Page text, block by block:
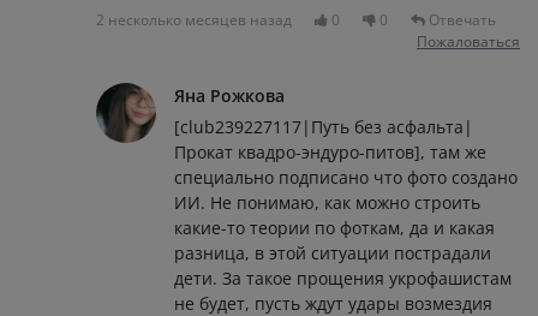
2 несколько месяцев назад 0 0
Отвечать
Пожаловаться
Яна Рожкова
[club239227117|Путь без асфальта|
Прокат квадро-эндуро-питов], там же
специально подписано что фото создано
ИИ. Не понимаю, как можно строить
какие-то теории по фоткам, да и какая
разница, в этой ситуации пострадали
дети. За такое прощения укрофашистам
не будет, пусть ждут удары возмездия